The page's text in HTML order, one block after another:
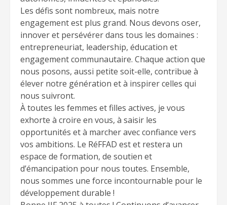
Les défis sont nombreux, mais notre
engagement est plus grand. Nous devons oser,
innover et persévérer dans tous les domaines :
entrepreneuriat, leadership, éducation et
engagement communautaire. Chaque action que
nous posons, aussi petite soit-elle, contribue à
élever notre génération et à inspirer celles qui
nous suivront.
À toutes les femmes et filles actives, je vous
exhorte à croire en vous, à saisir les
opportunités et à marcher avec confiance vers
vos ambitions. Le RéFFAD est et restera un
espace de formation, de soutien et
d’émancipation pour nous toutes. Ensemble,
nous sommes une force incontournable pour le
développement durable !